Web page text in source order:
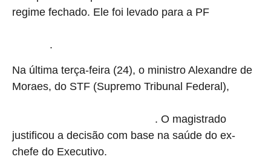
regime fechado. Ele foi levado para a PF
.
Na última terça-feira (24), o ministro Alexandre de
Moraes, do STF (Supremo Tribunal Federal),
. O magistrado
justificou a decisão com base na saúde do ex-
chefe do Executivo.